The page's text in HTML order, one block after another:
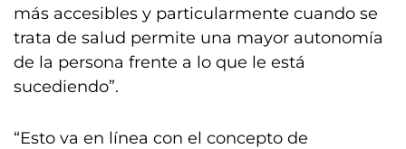
más accesibles y particularmente cuando se
trata de salud permite una mayor autonomía
de la persona frente a lo que le está
sucediendo”.
“Esto va en línea con el concepto de